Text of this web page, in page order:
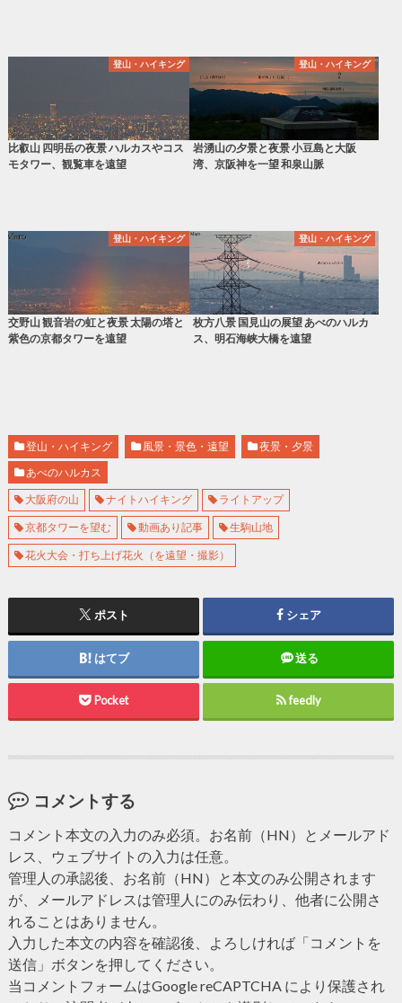
登山・ハイキング
比叡山 四明岳の夜景 ハルカスやコス
モタワー、観覧車を遠望
登山・ハイキング
岩湧山の夕景と夜景 小豆島と大阪
湾、京阪神を一望 和泉山脈
登山・ハイキング
交野山 観音岩の虹と夜景 太陽の塔と
紫色の京都タワーを遠望
登山・ハイキング
枚方八景 国見山の展望 あべのハルカ
ス、明石海峡大橋を遠望
登山・ハイキング 風景・景色・遠望
夜景・夕景
あべのハルカス
大阪府の山 ナイトハイキング ライトアップ
京都タワーを望む 動画あり記事 生駒山地
花火大会・打ち上げ花火（を遠望・撮影）
ポスト シェア
はてブ 送る
Pocket feedly
コメントする
コメント本文の入力のみ必須。お名前（HN）とメールアド
レス、ウェブサイトの入力は任意。
管理人の承認後、お名前（HN）と本文のみ公開されます
が、メールアドレスは管理人にのみ伝わり、他者に公開さ
れることはありません。
入力した本文の内容を確認後、よろしければ「コメントを
送信」ボタンを押してください。
当コメントフォームはGoogle reCAPTCHA により保護され